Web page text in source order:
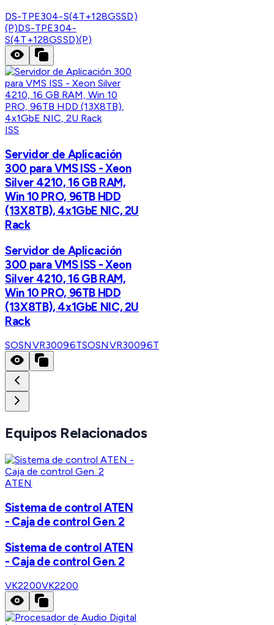
DS-TPE304-S(4T+128GSSD)
(P)DS-TPE304-
S(4T+128GSSD)(P)
ISS
Servidor de Aplicación
300 para VMS ISS - Xeon
Silver 4210, 16 GB RAM,
Win 10 PRO, 96TB HDD
(13X8TB), 4x1GbE NIC, 2U
Rack
Servidor de Aplicación
300 para VMS ISS - Xeon
Silver 4210, 16 GB RAM,
Win 10 PRO, 96TB HDD
(13X8TB), 4x1GbE NIC, 2U
Rack
SOSNVR30096TSOSNVR30096T
Equipos Relacionados
ATEN
Sistema de control ATEN
- Caja de control Gen. 2
Sistema de control ATEN
- Caja de control Gen. 2
VK2200VK2200